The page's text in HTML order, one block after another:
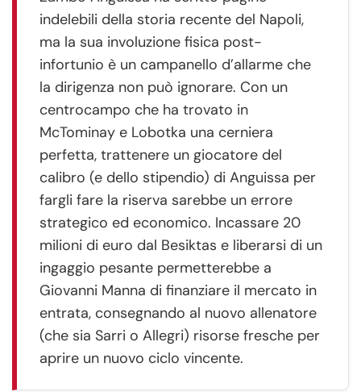
indelebili della storia recente del Napoli,
ma la sua involuzione fisica post-
infortunio è un campanello d’allarme che
la dirigenza non può ignorare. Con un
centrocampo che ha trovato in
McTominay e Lobotka una cerniera
perfetta, trattenere un giocatore del
calibro (e dello stipendio) di Anguissa per
fargli fare la riserva sarebbe un errore
strategico ed economico. Incassare 20
milioni di euro dal Besiktas e liberarsi di un
ingaggio pesante permetterebbe a
Giovanni Manna di finanziare il mercato in
entrata, consegnando al nuovo allenatore
(che sia Sarri o Allegri) risorse fresche per
aprire un nuovo ciclo vincente.